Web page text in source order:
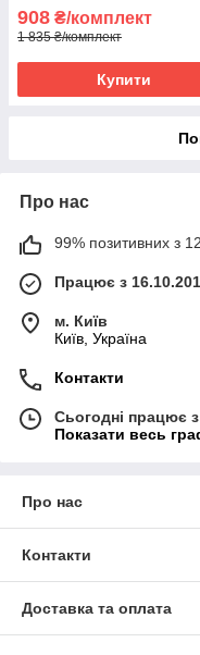
908 ₴/комплект
1 835 ₴/комплект
Купити
Про нас
99% позитивних з
Працює з
м. Київ
Київ, Україна
Контакти
Сьогодні працює
Показати весь
Про нас
Контакти
Доставка та оплата